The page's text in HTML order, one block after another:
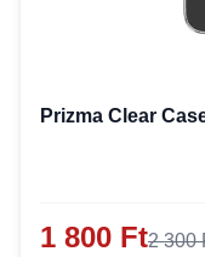
Prizma Clear
1 800 Ft2 300